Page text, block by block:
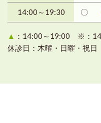
14:00～19:30 〇
▲ ：14:00～19:00 ※：
休診日：木曜・日曜・祝日